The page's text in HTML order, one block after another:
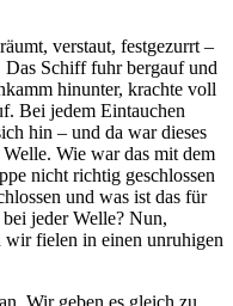
verstaut, festgezurrt –
Das Schiff fuhr bergauf und
hinunter, krachte voll
Bei jedem Eintauchen
hin – und da war dieses
Wie war das mit dem
nicht richtig geschlossen
und was ist das für
jeder Welle? Nun,
fielen in einen unruhigen